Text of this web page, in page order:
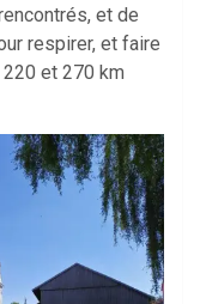
et de
respirer, et faire
et 270 km